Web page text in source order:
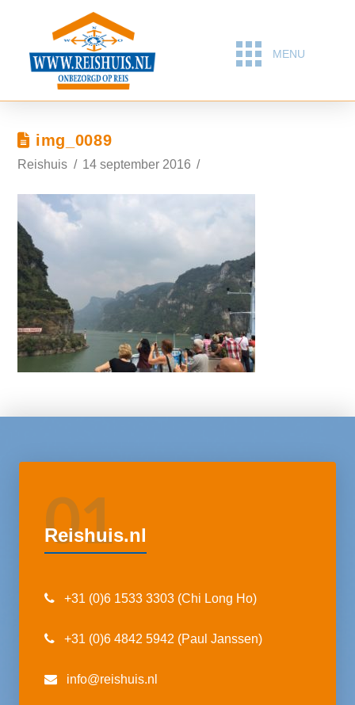
MENU
img_0089
Reishuis 14 september 2016
01
Reishuis.nl
+31 (0)6 1533 3303 (Chi Long Ho)
+31 (0)6 4842 5942 (Paul Janssen)
info@reishuis.nl